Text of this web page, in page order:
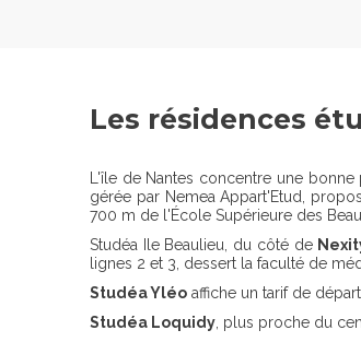
Les résidences
L'île de Nantes concentre une
gérée par Nemea Appart'Etud,
700 m de l'École Supérieure des
Studéa Ile Beaulieu, du côté de
lignes 2 et 3, dessert la faculté de
Studéa Yléo affiche un tarif de
Studéa Loquidy , plus proche du